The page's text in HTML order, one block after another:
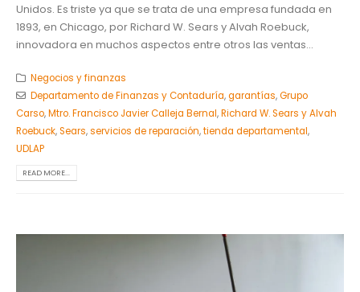
Unidos. Es triste ya que se trata de una empresa fundada en
1893, en Chicago, por Richard W. Sears y Alvah Roebuck,
innovadora en muchos aspectos entre otros las ventas...
Negocios y finanzas
Departamento de Finanzas y Contaduría,garantías,Grupo
Carso,Mtro. Francisco Javier Calleja Bernal,Richard W. Sears y Alvah
Roebuck,Sears,servicios de reparación,tienda departamental,
UDLAP
READ MORE...